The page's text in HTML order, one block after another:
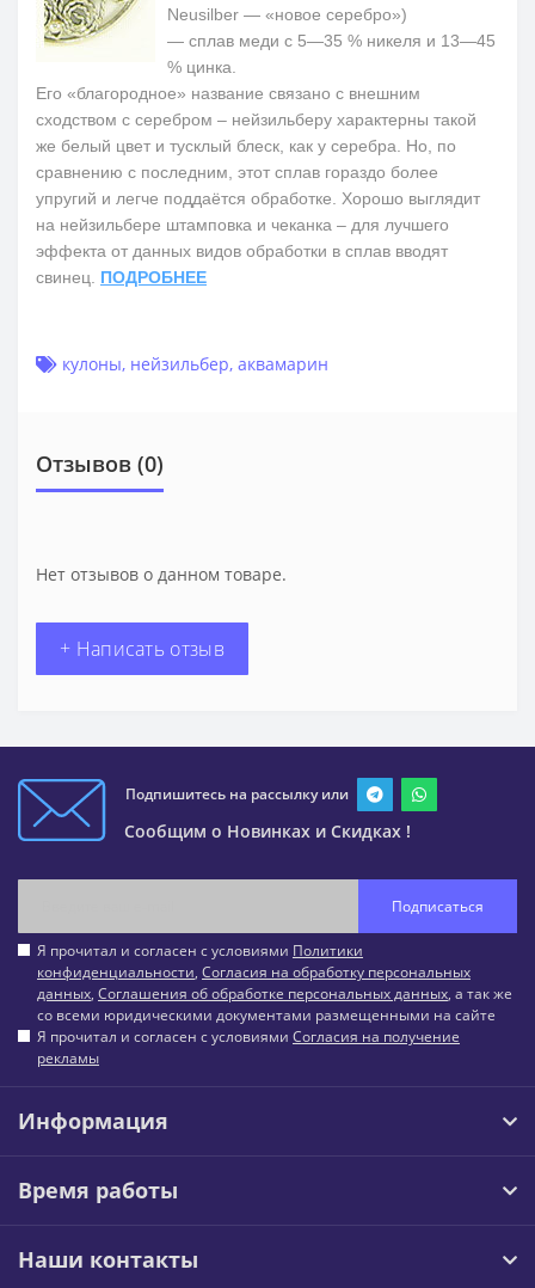
Neusilber — «новое серебро»)
— сплав меди с 5—35 % никеля и 13—45
% цинка.
Его «благородное» название связано с внешним
сходством с серебром – нейзильберу характерны такой
же белый цвет и тусклый блеск, как у серебра. Но, по
сравнению с последним, этот сплав гораздо более
упругий и легче поддаётся обработке. Хорошо выглядит
на нейзильбере штамповка и чеканка – для лучшего
эффекта от данных видов обработки в сплав вводят
свинец. ПОДРОБНЕЕ
кулоны, нейзильбер, аквамарин
Отзывов (0)
Нет отзывов о данном товаре.
+ Написать отзыв
Подпишитесь на рассылку или
Сообщим о Новинках и Скидках !
Подписаться
Я прочитал и согласен с условиями Политики
конфиденциальности, Согласия на обработку персональных
данных, Соглашения об обработке персональных данных, а так же
со всеми юридическими документами размещенными на сайте
Я прочитал и согласен с условиями Согласия на получение
рекламы
Информация
Время работы
Наши контакты